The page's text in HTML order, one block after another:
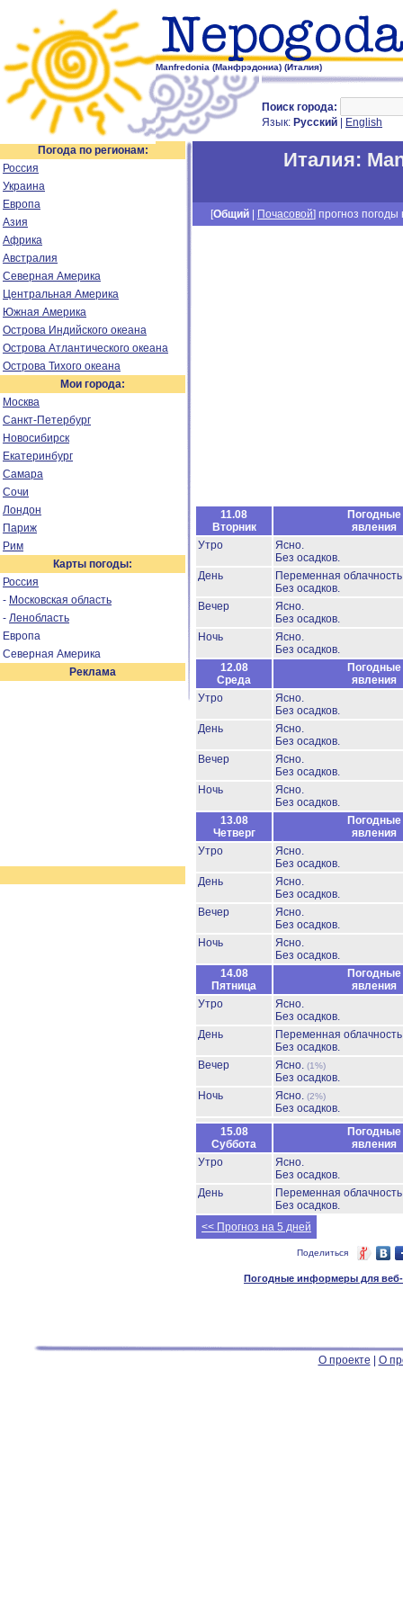
Manfredonia (Манфрэдониа) (Италия)
Поиск города:
Язык: Русский English
Погода по регионам:
Россия
Украина
Европа
Азия
Африка
Австралия
Северная Америка
Центральная Америка
Южная Америка
Острова Индийского океана
Острова Атлантического океана
Острова Тихого океана
Мои города:
Москва
Санкт-Петербург
Новосибирск
Екатеринбург
Самара
Сочи
Лондон
Париж
Рим
Карты погоды:
Россия
- Московская область
- Ленобласть
Европа
Северная Америка
Реклама
Италия:
[Общий Почасовой] прогноз погоды
11.08
Вторник
Погодные
явления
Утро
Ясно.
Без осадков.
День
Переменная облачность
Без осадков.
Вечер
Ясно.
Без осадков.
Ночь
Ясно.
Без осадков.
12.08
Среда
Погодные
явления
Утро
Ясно.
Без осадков.
День
Ясно.
Без осадков.
Вечер
Ясно.
Без осадков.
Ночь
Ясно.
Без осадков.
13.08
Четверг
Погодные
явления
Утро
Ясно.
Без осадков.
День
Ясно.
Без осадков.
Вечер
Ясно.
Без осадков.
Ночь
Ясно.
Без осадков.
14.08
Пятница
Погодные
явления
Утро
Ясно.
Без осадков.
День
Переменная
Без осадков.
Вечер
Ясно. (1%)
Без осадков.
Ночь
Ясно. (2%)
Без осадков.
15.08
Суббота
Погодные
явления
Утро
Ясно.
Без осадков.
День
Переменная
Без осадков.
<< Прогноз на 5 дней
Поделиться
Погодные информеры для веб-
О проекте О